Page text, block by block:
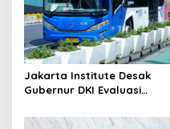
Jakarta Institute Desak
Gubernur DKI Evaluasi
Penumpang Diturunkan